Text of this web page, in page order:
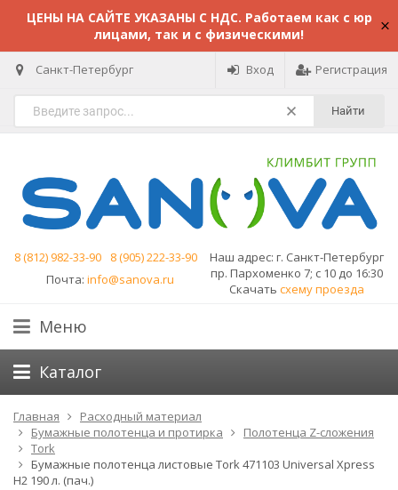
ЦЕНЫ НА САЙТЕ УКАЗАНЫ С НДС. Работаем как с юр
лицами, так и с физическими!
Санкт-Петербург Вход Регистрация
Найти
8 (812) 982-33-90
8 (905) 222-33-90
Почта: info@sanova.ru
Наш адрес: г. Санкт-Петербург
пр. Пархоменко 7; с 10 до 16:30
Скачать схему проезда
Меню
Каталог
Главная
Расходный материал
Бумажные полотенца и протирка
Полотенца Z-сложения
Tork
Бумажные полотенца листовые Tork 471103 Universal Xpress
H2 190 л. (пач.)